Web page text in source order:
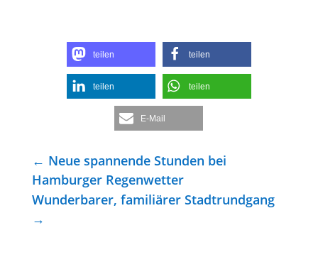
teilen teilen
teilen teilen
E-Mail
← Neue spannende Stunden bei
Hamburger Regenwetter
Wunderbarer, familiärer Stadtrundgang
→